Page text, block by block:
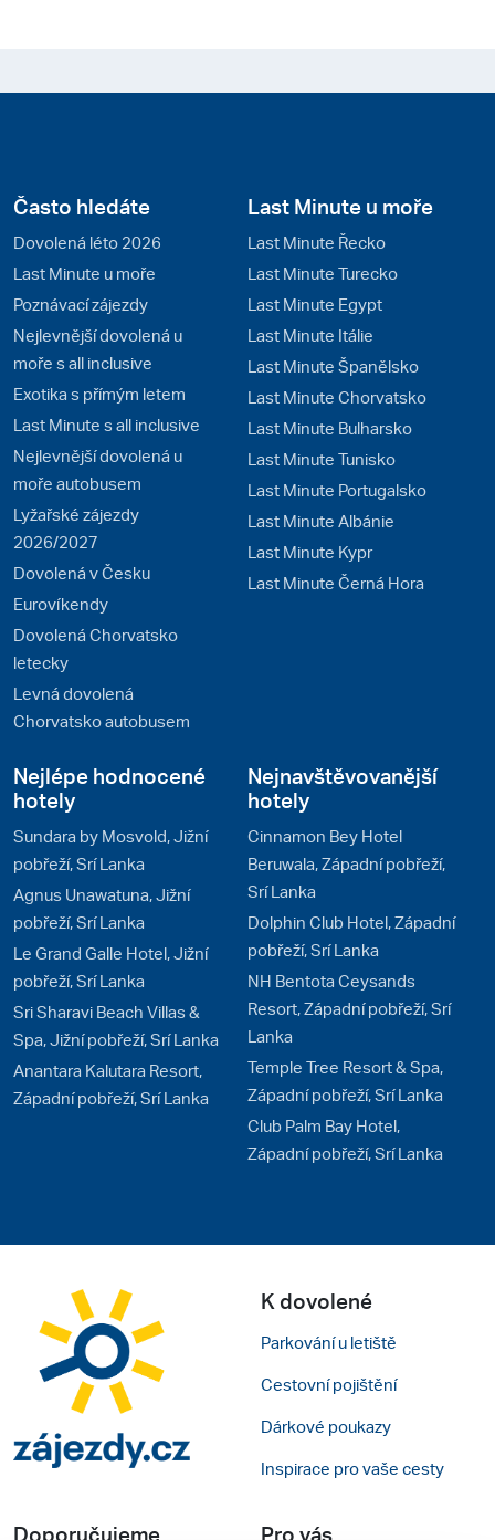
Často hledáte
Dovolená léto 2026
Last Minute u moře
Poznávací zájezdy
Nejlevnější dovolená u
moře s all inclusive
Exotika s přímým letem
Last Minute s all inclusive
Nejlevnější dovolená u
moře autobusem
Lyžařské zájezdy
2026/2027
Dovolená v Česku
Eurovíkendy
Dovolená Chorvatsko
letecky
Levná dovolená
Chorvatsko autobusem
Last Minute u moře
Last Minute Řecko
Last Minute Turecko
Last Minute Egypt
Last Minute Itálie
Last Minute Španělsko
Last Minute Chorvatsko
Last Minute Bulharsko
Last Minute Tunisko
Last Minute Portugalsko
Last Minute Albánie
Last Minute Kypr
Last Minute Černá Hora
Nejlépe hodnocené
hotely
Sundara by Mosvold, Jižní
pobřeží, Srí Lanka
Agnus Unawatuna, Jižní
pobřeží, Srí Lanka
Le Grand Galle Hotel, Jižní
pobřeží, Srí Lanka
Sri Sharavi Beach Villas &
Spa, Jižní pobřeží, Srí Lanka
Anantara Kalutara Resort,
Západní pobřeží, Srí Lanka
Nejnavštěvovanější
hotely
Cinnamon Bey Hotel
Beruwala, Západní pobřeží,
Srí Lanka
Dolphin Club Hotel, Západní
pobřeží, Srí Lanka
NH Bentota Ceysands
Resort, Západní pobřeží, Srí
Lanka
Temple Tree Resort & Spa,
Západní pobřeží, Srí Lanka
Club Palm Bay Hotel,
Západní pobřeží, Srí Lanka
K dovolené
Parkování u letiště
Cestovní pojištění
Dárkové poukazy
Inspirace pro vaše cesty
Doporučujeme Pro vás